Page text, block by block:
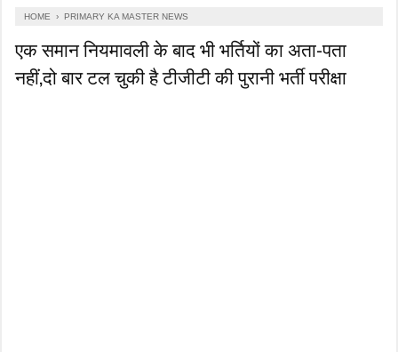
HOME › PRIMARY KA MASTER NEWS
एक समान नियमावली के बाद भी भर्तियों का अता-पता
नहीं,दो बार टल चुकी है टीजीटी की पुरानी भर्ती परीक्षा